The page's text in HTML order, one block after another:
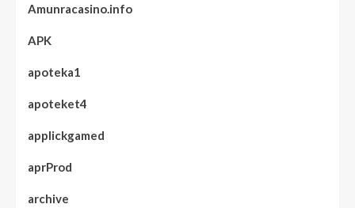
Amunracasino.info
APK
apoteka1
apoteket4
applickgamed
aprProd
archive